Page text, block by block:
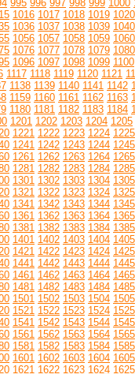
995 996 997 998 999 1000
1016 1017 1018 1019 1020
1036 1037 1038 1039 1040
1056 1057 1058 1059 1060
1076 1077 1078 1079 1080
1096 1097 1098 1099 1100
1117 1118 1119 1120 1121
1138 1139 1140 1141 1142
1159 1160 1161 1162 1163
1180 1181 1182 1183 1184
1201 1202 1203 1204 1205
1221 1222 1223 1224 1225
1241 1242 1243 1244 1245
1261 1262 1263 1264 1265
1281 1282 1283 1284 1285
1301 1302 1303 1304 1305
1321 1322 1323 1324 1325
1341 1342 1343 1344 1345
1361 1362 1363 1364 1365
1381 1382 1383 1384 1385
1401 1402 1403 1404 1405
1421 1422 1423 1424 1425
1441 1442 1443 1444 1445
1461 1462 1463 1464 1465
1481 1482 1483 1484 1485
1501 1502 1503 1504 1505
1521 1522 1523 1524 1525
1541 1542 1543 1544 1545
1561 1562 1563 1564 1565
1581 1582 1583 1584 1585
1601 1602 1603 1604 1605
1621 1622 1623 1624 1625